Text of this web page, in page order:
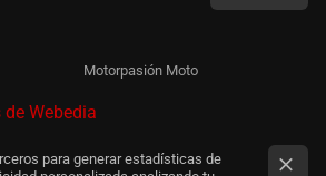
Motorpasión Moto
Webedia
para generar estadísticas de